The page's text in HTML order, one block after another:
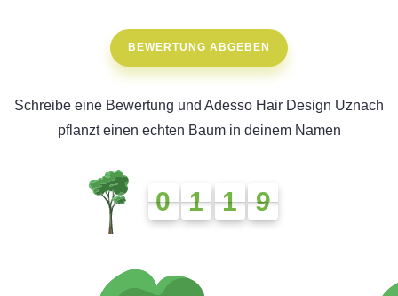
BEWERTUNG ABGEBEN
Schreibe eine Bewertung und Adesso Hair Design Uznach
pflanzt einen echten Baum in deinem Namen
0
0 1
1
1
1 1
0
1 9
8
9